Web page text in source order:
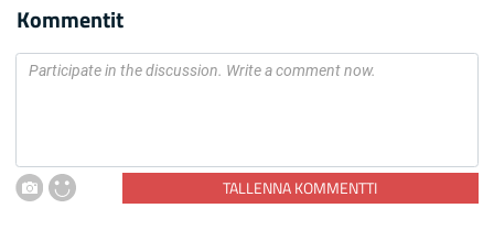
Kommentit
TALLENNA KOMMENTTI